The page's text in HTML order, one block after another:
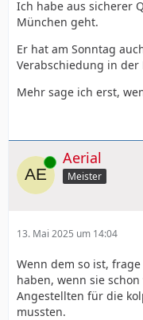
Ich habe aus sicherer
München geht.
Er hat am Sonntag
Verabschiedung in
Mehr sage ich erst,
Online Aerial
Meister
13. Mai 2025 um 14:04
Wenn dem so ist,
haben, wenn sie
Angestellten für die
mussten.